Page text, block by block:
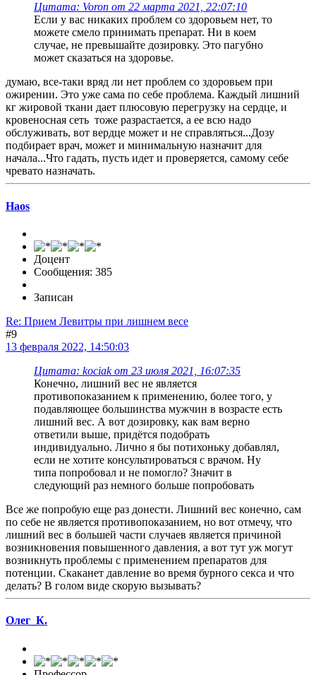
Цитата: Voron от 22 марта 2021, 22:07:10
Если у вас никаких проблем со здоровьем нет, то
можете смело принимать препарат. Ни в коем
случае, не превышайте дозировку. Это пагубно
может сказаться на здоровье.
думаю, все-таки вряд ли нет проблем со здоровьем при
ожирении. Это уже сама по себе проблема. Каждый лишний
кг жировой ткани дает плюсовую перегрузку на сердце, и
кровеносная сеть тоже разрастается, а ее всю надо
обслуживать, вот вердце может и не справляться...Дозу
подбирает врач, может и минимальную назначит для
начала...Что гадать, пусть идет и проверяется, самому себе
чревато назначать.
Haos
Доцент
Сообщения: 385
Записан
Re: Прием Левитры при лишнем весе
#9
13 февраля 2022, 14:50:03
Цитата: kociak от 23 июля 2021, 16:07:35
Конечно, лишний вес не является
противопоказанием к применению, более того, у
подавляющее большинства мужчин в возрасте есть
лишний вес. А вот дозировку, как вам верно
ответили выше, придётся подобрать
индивидуально. Лично я бы потихоньку добавлял,
если не хотите консультироваться с врачом. Ну
типа попробовал и не помогло? Значит в
следующий раз немного больше попробовать
Все же попробую еще раз донести. Лишний вес конечно, сам
по себе не является противопоказанием, но вот отмечу, что
лишний вес в большей части случаев является причиной
возникновения повышенного давления, а вот тут уж могут
возникнуть проблемы с применением препаратов для
потенции. Скаканет давление во время бурного секса и что
делать? В голом виде скорую вызывать?
Олег_К.